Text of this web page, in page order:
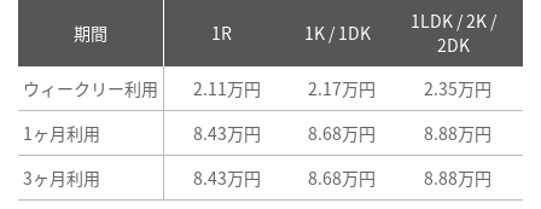
期間 1R 1K / 1DK
1LDK / 2K /
2DK
ウィークリー利用 2.11万円 2.17万円 2.35万円
1ヶ月利用
8.43万円 8.68万円 8.88万円
3ヶ月利用
8.43万円 8.68万円 8.88万円